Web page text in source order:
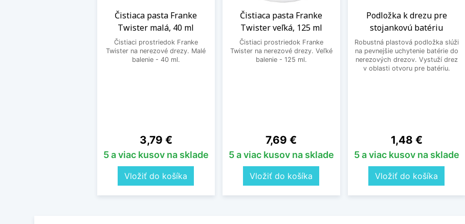
Čistiaca pasta Franke
Twister malá, 40 ml
Čistiaci prostriedok Franke
Twister na nerezové drezy. Malé
balenie - 40 ml.
Cena
3,79 €
5 a viac kusov na sklade
Vložiť do košíka
Čistiaca pasta Franke
Twister veľká, 125 ml
Čistiaci prostriedok Franke
Twister na nerezové drezy. Veľké
balenie - 125 ml.
Cena
7,69 €
5 a viac kusov na sklade
Vložiť do košíka
Podložka k drezu pre
stojankovú batériu
Robustná plastová podložka slúži
na pevnejšie uchytenie batérie do
nerezových drezov. Vystuží drez
v oblasti otvoru pre batériu.
Cena
1,48 €
5 a viac kusov na sklade
Vložiť do košíka